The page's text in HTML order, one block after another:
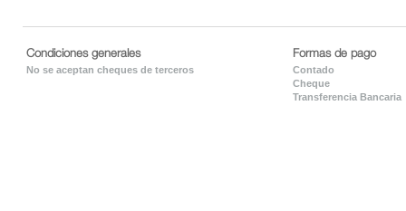
Condiciones generales
No se aceptan cheques de terceros
Formas de pago
Contado
Cheque
Transferencia Bancaria